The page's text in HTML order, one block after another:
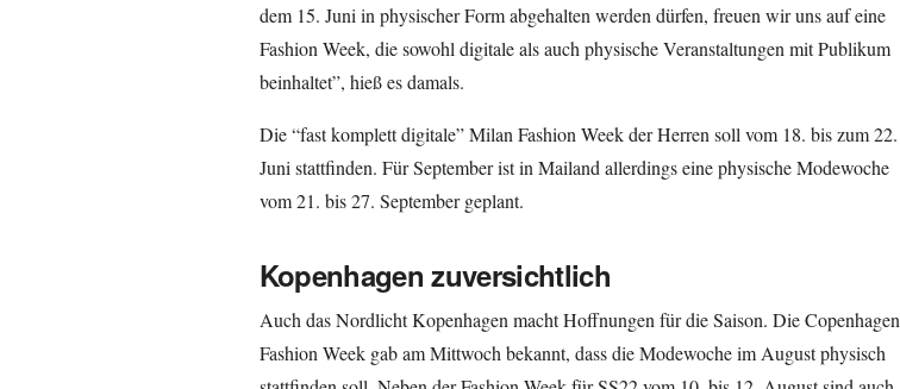
dem 15. Juni in physischer Form abgehalten werden dürfen, freuen wir uns auf eine
Fashion Week, die sowohl digitale als auch physische Veranstaltungen mit Publikum
beinhaltet”, hieß es damals.
Die “fast komplett digitale” Milan Fashion Week der Herren soll vom 18. bis zum 22.
Juni stattfinden. Für September ist in Mailand allerdings eine physische Modewoche
vom 21. bis 27. September geplant.
Kopenhagen zuversichtlich
Auch das Nordlicht Kopenhagen macht Hoffnungen für die Saison. Die Copenhagen
Fashion Week gab am Mittwoch bekannt, dass die Modewoche im August physisch